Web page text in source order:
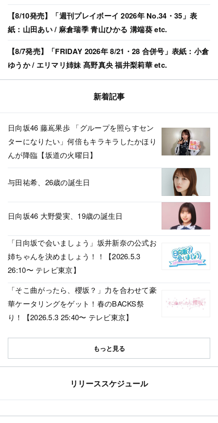
【8/10発売】「週刊プレイボーイ 2026年 No.34・35」表
紙：山田あい / 麻倉瑞季 青山ひかる 溝端葵 etc.
【8/7発売】「FRIDAY 2026年 8/21・28 合併号」表紙：小倉
ゆうか / エリマリ姉妹 髙野真央 福井梨莉華 etc.
新着記事
日向坂46 藤嶌果歩 「グループを照らすセン
ターになりたい」何倍もキラキラしたかほり
んが降臨【坂道の火曜日】
与田祐希、26歳の誕生日
日向坂46 大野愛実、19歳の誕生日
「日向坂で会いましょう」坂井新奈の公式お
姉ちゃんを決めましょう！！【2026.5.3
26:10〜 テレビ東京】
「そこ曲がったら、櫻坂？」力を合わせて豪
華ケータリングをゲット！春のBACKS祭
り！【2026.5.3 25:40〜 テレビ東京】
もっと見る
リリーススケジュール